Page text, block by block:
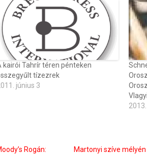
kairói Tahrír téren pénteken
tízezrek
június 3
Rogán:
Martonyi szíve